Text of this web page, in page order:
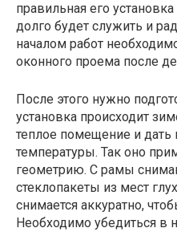
правильная его
долго будет служить и
началом работ
оконного проема после
После этого нужно
установка происходит
теплое помещение и дать
температуры. Так оно
геометрию. С рамы
стеклопакеты из мест
снимается аккуратно,
Необходимо убедиться в